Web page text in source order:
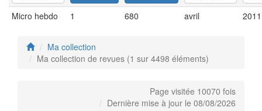
Micro hebdo
1 680 avril 2011
Ma collection
Ma collection de revues (1 sur 4498 éléments)
Page visitée 10070 fois
Dernière mise à jour le 08/08/2026